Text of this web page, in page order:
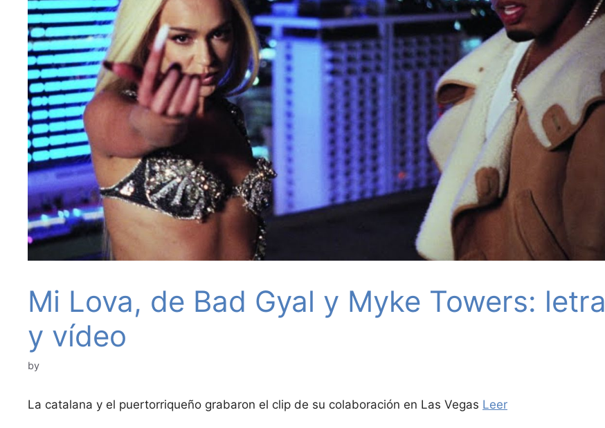
Mi Lova, de Bad Gyal y Myke Towers: letra
y vídeo
by
La catalana y el puertorriqueño grabaron el clip de su colaboración en Las Vegas Leer